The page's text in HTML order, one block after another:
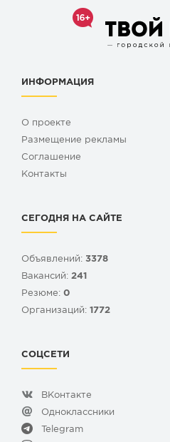
ИНФОРМАЦИЯ
О проекте
Размещение рекламы
Cоглашение
Контакты
СЕГОДНЯ НА САЙТЕ
Объявлений: 3378
Вакансий: 241
Резюме: 0
Организаций: 1772
СОЦСЕТИ
ВКонтакте
Одноклассники
Telegram